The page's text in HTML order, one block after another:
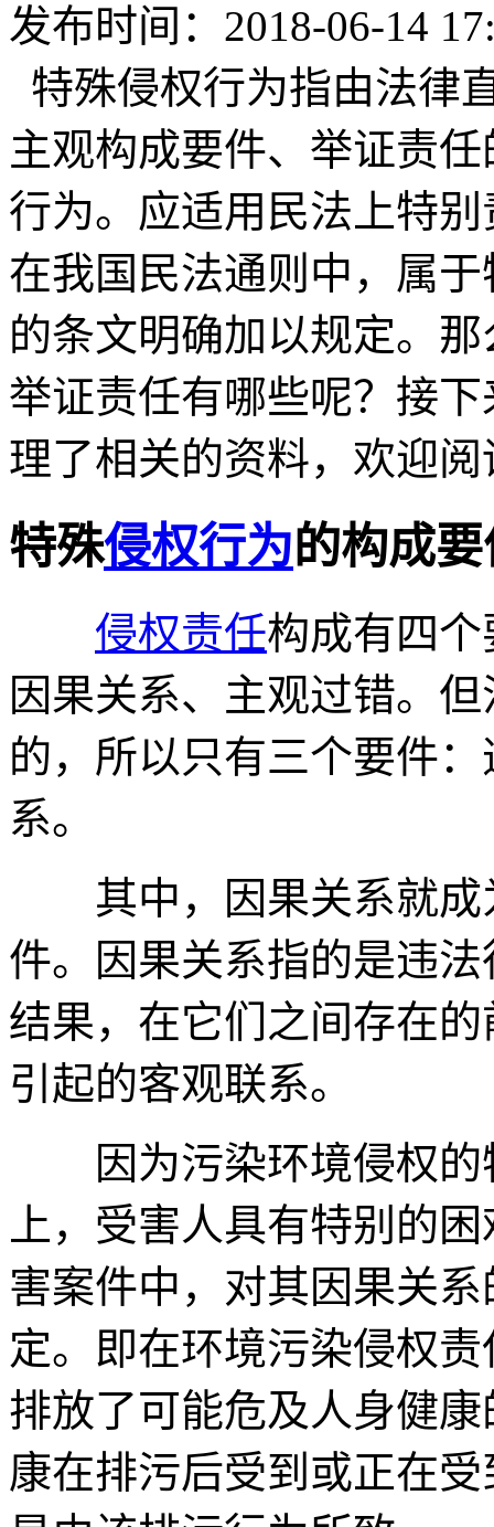
发布时间：2018-06-14
特殊侵权行为指由法律
主观构成要件、举证责
行为。应适用民法上特
在我国民法通则中，属
的条文明确加以规定。
举证责任有哪些呢？接
理了相关的资料，欢迎阅
特殊侵权行为的构成
侵权责任构成有四
因果关系、主观过错。
的，所以只有三个要件
系。
其中，因果关系就成
件。因果关系指的是违
结果，在它们之间存在
引起的客观联系。
因为污染环境侵权的
上，受害人具有特别的
害案件中，对其因果关
定。即在环境污染侵权
排放了可能危及人身健
康在排污后受到或正在